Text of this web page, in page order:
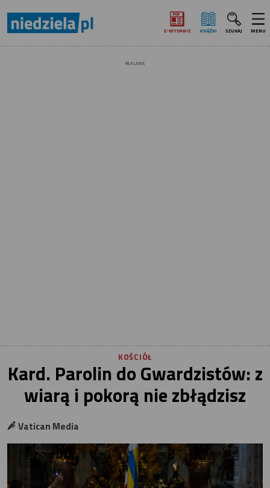
E‑WYDANIE KSIĄŻKI SZUKAJ MENU
REKLAMA
KOŚCIÓŁ
Kard. Parolin do Gwardzistów: z
wiarą i pokorą nie zbłądzisz
Vatican Media